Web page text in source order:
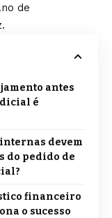
de
antes
é
devem
do pedido de
financeiro
o sucesso